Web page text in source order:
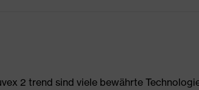
2 trend sind viele bewährte